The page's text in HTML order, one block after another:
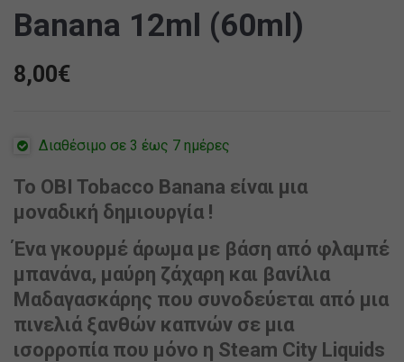
Banana 12ml (60ml)
8,00€
Διαθέσιμο σε 3 έως 7 ημέρες
Το OBI Tobacco Banana είναι μια
μοναδική δημιουργία !
Ένα γκουρμέ άρωμα με βάση από φλαμπέ
μπανάνα, μαύρη ζάχαρη και βανίλια
Μαδαγασκάρης που συνοδεύεται από μια
πινελιά ξανθών καπνών σε μια
ισορροπία που μόνο η Steam City Liquids